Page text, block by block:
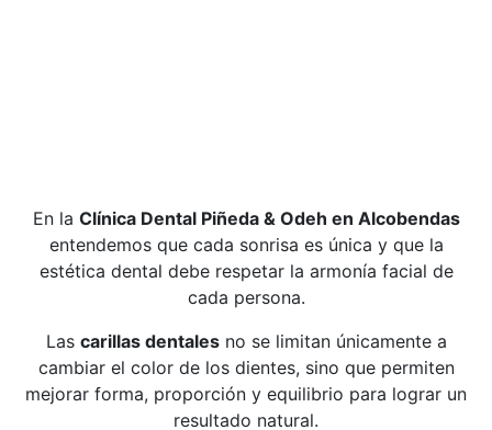
En la Clínica Dental Piñeda & Odeh en Alcobendas
entendemos que cada sonrisa es única y que la
estética dental debe respetar la armonía facial de
cada persona.
Las carillas dentalesno se limitan únicamente a
cambiar el color de los dientes, sino que permiten
mejorar forma, proporción y equilibrio para lograr un
resultado natural.